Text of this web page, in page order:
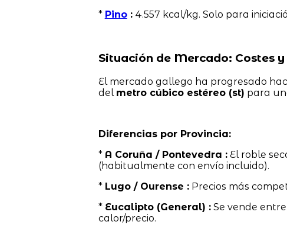
* Pino:4.557 kcal/kg. Solo para
Situación de Mercado: Costes
El mercado gallego ha progresado
del metro cúbico estéreo (st) para
Diferencias por Provincia:
* A Coruña / Pontevedra :El roble
(habitualmente con envío incluido).
* Lugo / Ourense :Precios más
* Eucalipto (General) :Se vende
calor/precio.